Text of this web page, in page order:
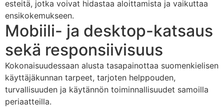
esteitä, jotka voivat hidastaa aloittamista ja vaikuttaa
ensikokemukseen.
Mobiili- ja desktop-katsaus
sekä responsiivisuus
Kokonaisuudessaan alusta tasapainottaa suomenkielisen
käyttäjäkunnan tarpeet, tarjoten helppouden,
turvallisuuden ja käytännön toiminnallisuudet samoilla
periaatteilla.